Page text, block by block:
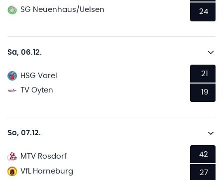
SG Neuenhaus/Uelsen
24
Sa, 06.12.
HSG Varel
TV Oyten
21
19
So, 07.12.
MTV Rosdorf
VfL Horneburg
42
27